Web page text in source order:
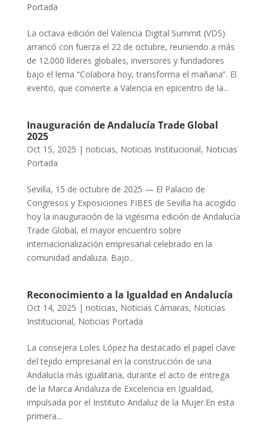
Portada
La octava edición del Valencia Digital Summit (VDS)
arrancó con fuerza el 22 de octubre, reuniendo a más
de 12.000 líderes globales, inversores y fundadores
bajo el lema “Colabora hoy, transforma el mañana”. El
evento, que convierte a Valencia en epicentro de la...
Inauguración de Andalucía Trade Global
2025
Oct 15, 2025 | noticias, Noticias Institucional, Noticias
Portada
Sevilla, 15 de octubre de 2025 — El Palacio de
Congresos y Exposiciones FIBES de Sevilla ha acogido
hoy la inauguración de la vigésima edición de Andalucía
Trade Global, el mayor encuentro sobre
internacionalización empresarial celebrado en la
comunidad andaluza. Bajo...
Reconocimiento a la Igualdad en Andalucía
Oct 14, 2025 | noticias, Noticias Cámaras, Noticias
Institucional, Noticias Portada
La consejera Loles López ha destacado el papel clave
del tejido empresarial en la construcción de una
Andalucía más igualitaria, durante el acto de entrega
de la Marca Andaluza de Excelencia en Igualdad,
impulsada por el Instituto Andaluz de la Mujer.En esta
primera...